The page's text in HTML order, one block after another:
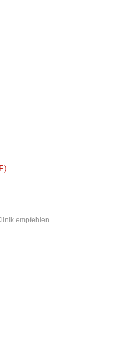
empfehlen